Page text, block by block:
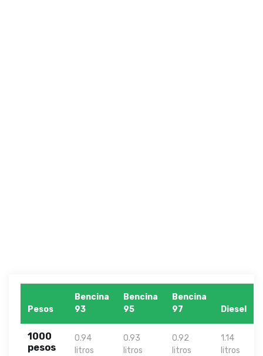
Pesos
Bencina
93
Bencina
95
Bencina
97
Diesel
1000
pesos
0.94
litros
0.93
litros
0.92
litros
1.14
litros